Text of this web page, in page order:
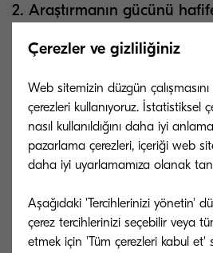
2. Araştırmanın gücünü
Dijital dönüşüm stratejinizi
tedarikçiden / sizden
olduğunu araştırmaktır.
yola çıkmanız, yeni
entegre etmek için yaptığınız
atmanız anlamına gelecektir.
süreci ise size potansiyel
çalışacakları işletmelerde ne
Çerezler ve gizliliğiniz
Web sitemizin düzgün
çerezleri kullanıyoruz. İstatistiksel
nasıl kullanıldığını daha iyi
pazarlama çerezleri, içeriği web
daha iyi uyarlamamıza olanak
Aşağıdaki 'Tercihlerinizi yönetin'
çerez tercihlerinizi seçebilir veya
etmek için 'Tüm çerezleri kabul et'